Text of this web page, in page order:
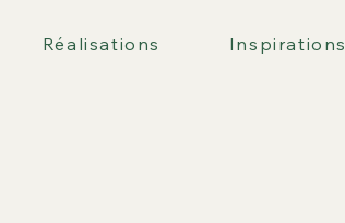
Réalisations Inspirations